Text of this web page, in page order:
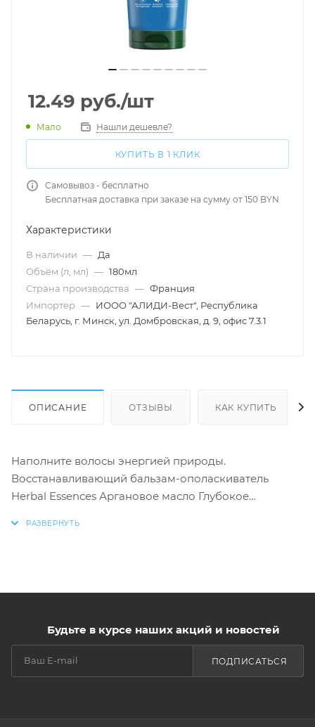
12.49 руб./шт
Мало Нашли дешевле?
КУПИТЬ В 1 КЛИК
Самовывоз - бесплатно
Бесплатная доставка при заказе на сумму от 150 BYN
Характеристики
В наличии — Да
Объём (л, мл) — 180мл
Страна производства — Франция
Импортер — ИООО "АЛИДИ-Вест", Республика
Беларусь, г. Минск, ул. Домбровская, д. 9, офис 7.3.1
ОПИСАНИЕ ОТЗЫВЫ КАК КУПИТЬ
Наполните волосы энергией природы.
Восстанавливающий бальзам-ополаскиватель
Herbal Essences Аргановое масло Глубокое
позволяет использовать средство 2 способами:
смываемое (нанесите от середины длины до
Будьте в курсе наших акций и новостей
ПОДПИСАТЬСЯ